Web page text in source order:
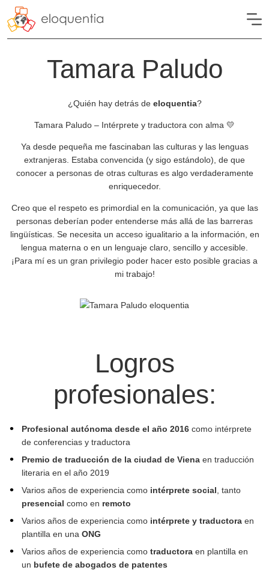
Tamara Paludo
¿Quién hay detrás de eloquentia?
Tamara Paludo – Intérprete y traductora con alma 💛
Ya desde pequeña me fascinaban las culturas y las lenguas
extranjeras. Estaba convencida (y sigo estándolo), de que
conocer a personas de otras culturas es algo verdaderamente
enriquecedor.
Creo que el respeto es primordial en la comunicación, ya que las
personas deberían poder entenderse más allá de las barreras
lingüísticas. Se necesita un acceso igualitario a la información, en
lengua materna o en un lenguaje claro, sencillo y accesible.
¡Para mí es un gran privilegio poder hacer esto posible gracias a
mi trabajo!
Logros
profesionales:
Profesional autónoma desde el año 2016 como intérprete
de conferencias y traductora
Premio de traducción de la ciudad de Vienaen traducción
literaria en el año 2019
Varios años de experiencia como intérprete social , tanto
presencial como en remoto
Varios años de experiencia como intérprete y traductora en
plantilla en unaONG
Varios años de experiencia comotraductora en plantilla en
un bufete de abogados de patentes